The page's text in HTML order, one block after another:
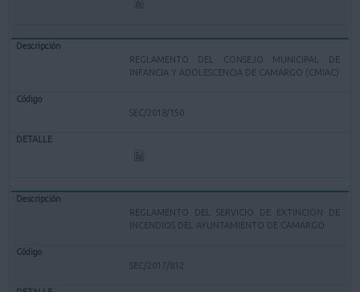
REGLAMENTO DEL CONSEJO MUNICIPAL DE
INFANCIA Y ADOLESCENCIA DE CAMARGO (CMIAC)
SEC/2018/150
REGLAMENTO DEL SERVICIO DE EXTINCION DE
INCENDIOS DEL AYUNTAMIENTO DE CAMARGO
SEC/2017/812